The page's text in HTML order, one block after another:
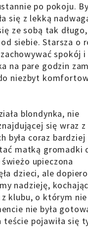
po pokoju.
się z lekką
ze sobą tak
siebie. Starsza o
spokój i
na pare godzin
niezbyt
blondynka, nie
się wraz
była coraz bardziej
matką gromadki
upieczona
dzieci, ale
nadzieję,
klubu, o którym nie
nie była
teście pojawiła się